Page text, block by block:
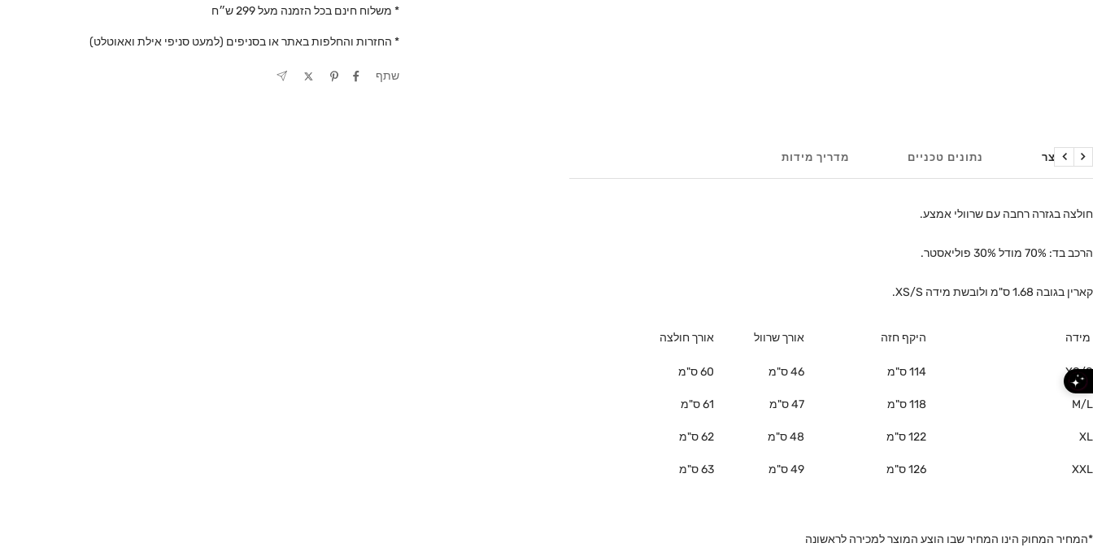
* משלוח חינם בכל הזמנה מעל 299 ש״ח
* החזרות והחלפות באתר או בסניפים (למעט סניפי אילת ואאוטלט)
שתף
על המוצר נתונים טכניים מדריך מידות
הקודם
הבא
חולצה בגזרה רחבה עם שרוולי אמצע.
הרכב בד: 70% מודל 30% פוליאסטר.
קארין בגובה 1.68 ס"מ ולובשת מידה XS/S.
מידה היקף חזה אורך שרוול אורך חולצה
XS/S 114 ס"מ 46 ס"מ 60 ס"מ
M/L 118 ס"מ 47 ס"מ 61 ס"מ
XL 122 ס"מ 48 ס"מ 62 ס"מ
XXL 126 ס"מ 49 ס"מ 63 ס"מ
*המחיר המחוק הינו המחיר שבו הוצע המוצר למכירה לראשונה